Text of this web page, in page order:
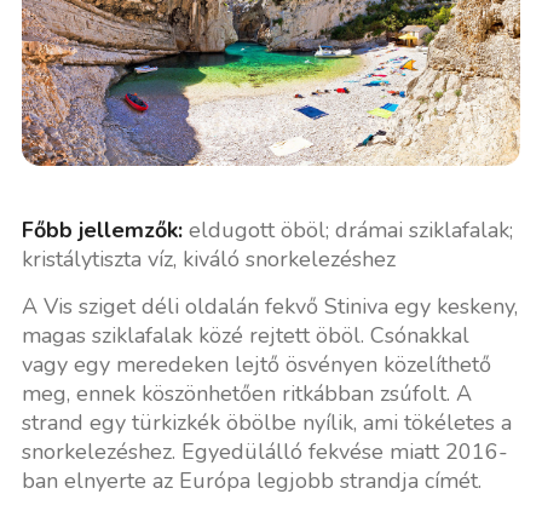
Főbb jellemzők:eldugott öböl; drámai sziklafalak;
kristálytiszta víz, kiváló snorkelezéshez
A Vis sziget déli oldalán fekvő Stiniva egy keskeny,
magas sziklafalak közé rejtett öböl. Csónakkal
vagy egy meredeken lejtő ösvényen közelíthető
meg, ennek köszönhetően ritkábban zsúfolt. A
strand egy türkizkék öbölbe nyílik, ami tökéletes a
snorkelezéshez. Egyedülálló fekvése miatt 2016-
ban elnyerte az Európa legjobb strandja címét.